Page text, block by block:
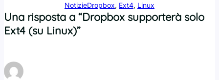
NotizieDropbox, Ext4, Linux
Una risposta a “Dropbox supporterà solo
Ext4 (su Linux)”